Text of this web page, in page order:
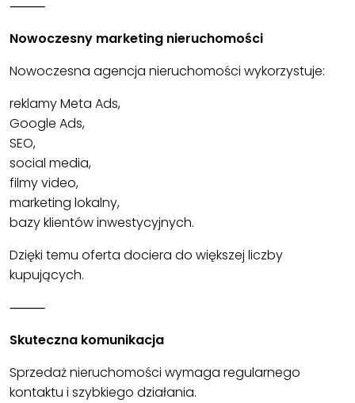
⸻
Nowoczesny marketing nieruchomości
Nowoczesna agencja nieruchomości wykorzystuje:
reklamy Meta Ads,
Google Ads,
SEO,
social media,
filmy video,
marketing lokalny,
bazy klientów inwestycyjnych.
Dzięki temu oferta dociera do większej liczby
kupujących.
⸻
Skuteczna komunikacja
Sprzedaż nieruchomości wymaga regularnego
kontaktu i szybkiego działania.